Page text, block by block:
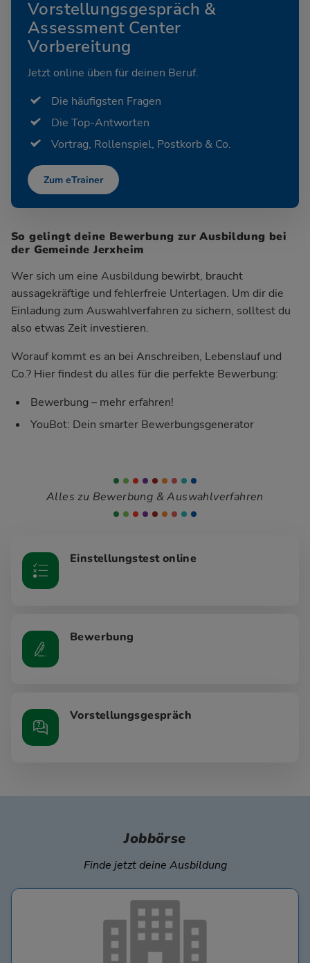
Vorstellungsgespräch &
Assessment Center
Vorbereitung
Jetzt online üben für deinen Beruf.
Die häufigsten Fragen
Die Top-Antworten
Vortrag, Rollenspiel, Postkorb & Co.
Zum eTrainer
So gelingt deine Bewerbung zur Ausbildung bei
der Gemeinde Jerxheim
Wer sich um eine Ausbildung bewirbt, braucht
aussagekräftige und fehlerfreie Unterlagen. Um dir die
Einladung zum Auswahlverfahren zu sichern, solltest du
also etwas Zeit investieren.
Worauf kommt es an bei Anschreiben, Lebenslauf und
Co.? Hier findest du alles für die perfekte Bewerbung:
Bewerbung – mehr erfahren!
YouBot: Dein smarter Bewerbungsgenerator
Alles zu Bewerbung & Auswahlverfahren
Einstellungstest online
Bewerbung
Vorstellungsgespräch
Jobbörse
Finde jetzt deine Ausbildung